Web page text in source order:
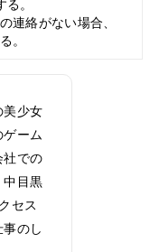
。
絡がない場合、
。
美少女
ーム
社での
中目黒
セス
のし